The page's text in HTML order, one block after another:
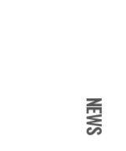
NEWS